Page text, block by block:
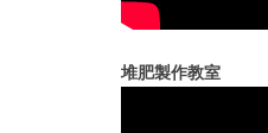
堆肥製作教室